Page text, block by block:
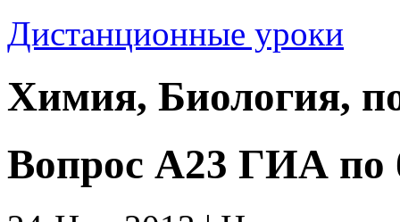
Дистанционные уроки
Химия, Биология,
Вопрос А23 ГИА по